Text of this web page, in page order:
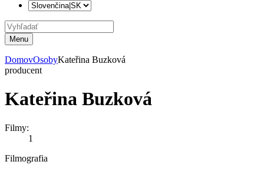
Menu
DomovOsobyKateřina Buzková
producent
Kateřina Buzková
Filmy:
1
Filmografia